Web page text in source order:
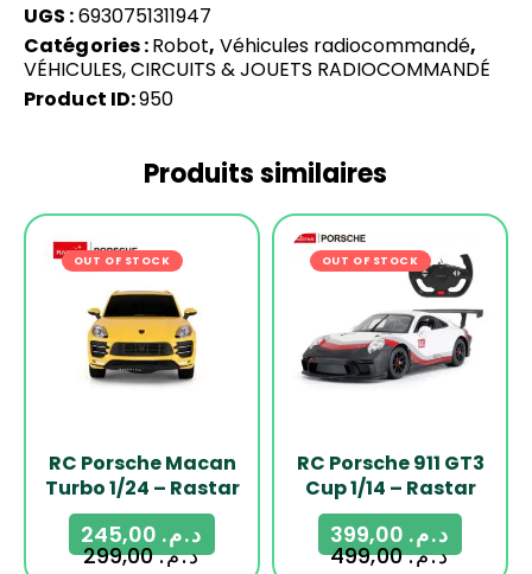
UGS :6930751311947
Catégories :Robot, Véhicules radiocommandé,
VÉHICULES, CIRCUITS & JOUETS RADIOCOMMANDÉ
Product ID:950
Produits similaires
OUT OF STOCK -18%
RC Porsche Macan
Turbo 1/24 – Rastar
د.م.299,00
د.م.
OUT OF STOCK -20%
RC Porsche 911 GT3
Cup 1/14 – Rastar
د.م.499,00
د.م.